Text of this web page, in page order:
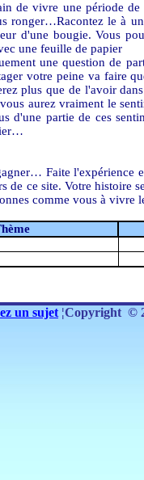
de vivre une période de
ronger…Racontez le à
d'une bougie. Vous
une feuille de papier
une question de
votre peine va faire
plus que de l'avoir
aurez vraiment le
d'une partie de ces
Faite l'expérience
de ce site. Votre histoire
comme vous à vivre
un sujet ¦Copyright ©